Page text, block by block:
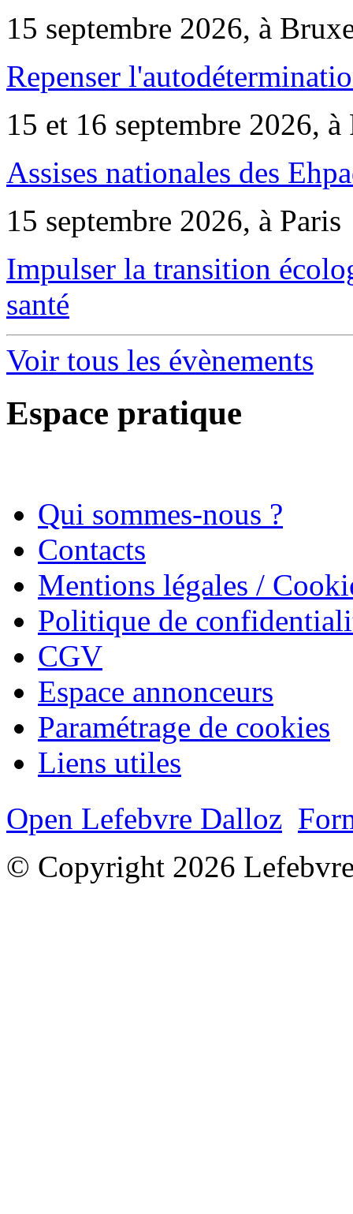
15 septembre 2026, à
Repenser
15 et 16 septembre 2026, à
Assises nationales des
15 septembre 2026, à Paris
Impulser la transition
santé
Voir tous les évènements
Espace pratique
Qui sommes-nous ?
Contacts
Mentions légales /
Politique de
CGV
Espace annonceurs
Paramétrage de cookies
Liens utiles
Open Lefebvre Dalloz
© Copyright 2026